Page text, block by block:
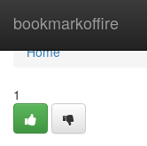
bookmarkoffire
Home
Home
1